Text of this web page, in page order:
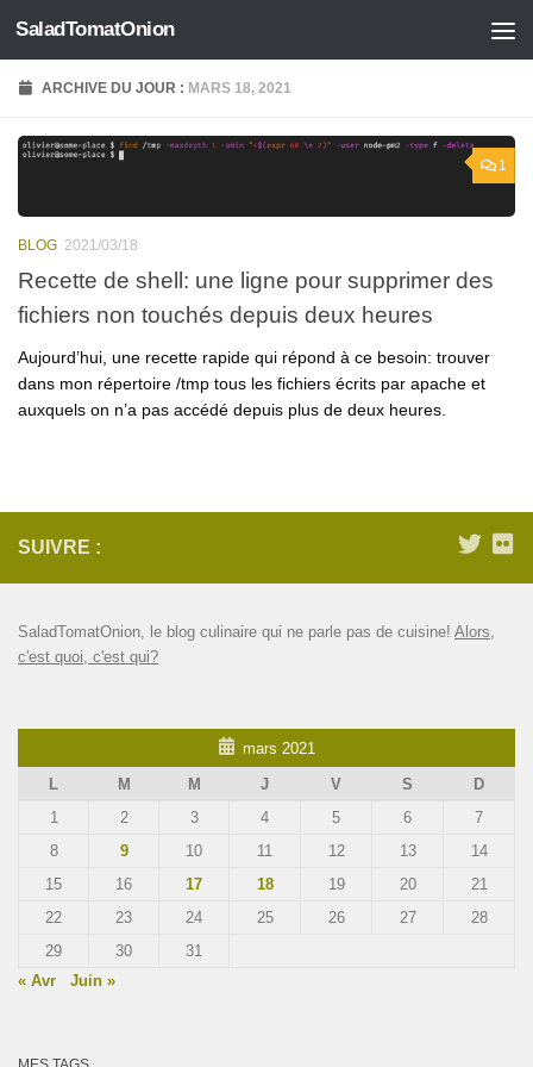
Skip to content
SaladTomatOnion
ARCHIVE DU JOUR : MARS 18, 2021
1
BLOG 2021/03/18
Recette de shell: une ligne pour supprimer des
fichiers non touchés depuis deux heures
Aujourd’hui, une recette rapide qui répond à ce besoin: trouver
dans mon répertoire /tmp tous les fichiers écrits par apache et
auxquels on n’a pas accédé depuis plus de deux heures.
SUIVRE :
SaladTomatOnion, le blog culinaire qui ne parle pas de cuisine! Alors,
c'est quoi, c'est qui?
mars 2021
L
M M J V S
D
1
2 3 4 5 6
7
8
9 10 11 12 13
14
15
16 17 18 19 20
21
22
23 24 25 26 27
28
29
30
31
« Avr
Juin »